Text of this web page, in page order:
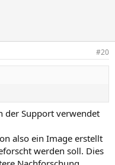
#20
der Support verwendet
also ein Image erstellt
werden soll. Dies